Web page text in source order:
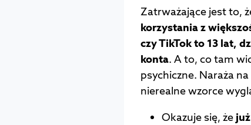
Zatrważające jest to,
korzystania z
czy TikTok to 13 lat,
konta. A to, co tam
psychiczne. Naraża
nierealne wzorce
Okazuje się, że